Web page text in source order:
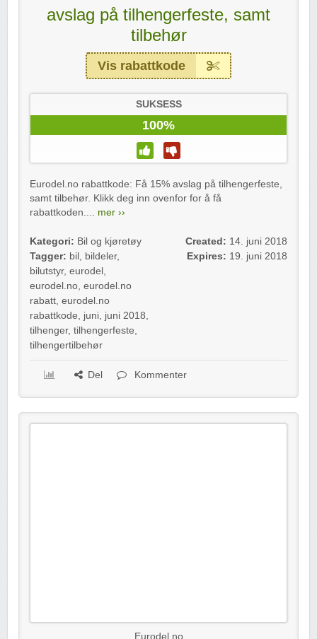
avslag på tilhengerfeste, samt
tilbehør
Vis rabattkode
SUKSESS
100%
Eurodel.no rabattkode: Få 15% avslag på tilhengerfeste,
samt tilbehør. Klikk deg inn ovenfor for å få
rabattkoden.... mer ››
Kategori: Bil og kjøretøy
Tagger: bil , bildeler,
bilutstyr, eurodel ,
eurodel.no, eurodel.no
rabatt, eurodel.no
rabattkode, juni, juni 2018,
tilhenger, tilhengerfeste,
tilhengertilbehør
Created: 14. juni 2018
Expires: 19. juni 2018
Del Kommenter
Eurodel.no